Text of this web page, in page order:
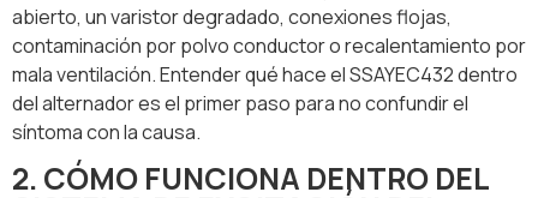
abierto, un varistor degradado, conexiones flojas,
contaminación por polvo conductor o recalentamiento por
mala ventilación. Entender qué hace el SSAYEC432 dentro
del alternador es el primer paso para no confundir el
síntoma con la causa.
2. CÓMO FUNCIONA DENTRO DEL